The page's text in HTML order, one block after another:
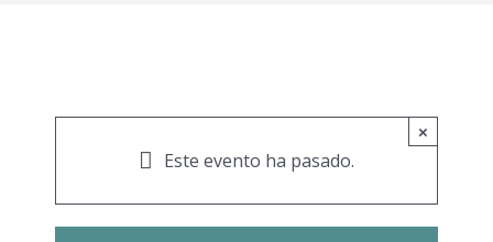
×
Este evento ha pasado.